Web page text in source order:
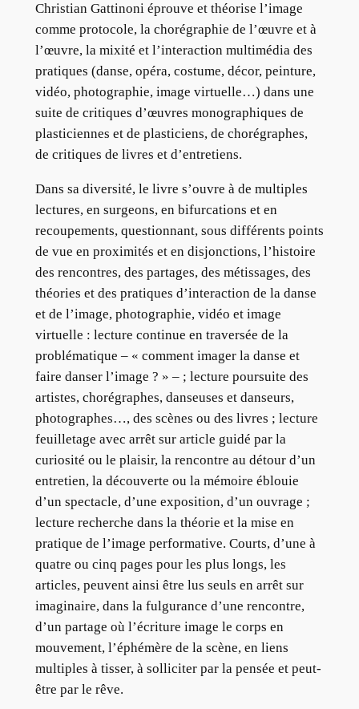
Christian Gattinoni éprouve et théorise l’image
comme protocole, la chorégraphie de l’œuvre et à
l’œuvre, la mixité et l’interaction multimédia des
pratiques (danse, opéra, costume, décor, peinture,
vidéo, photographie, image virtuelle…) dans une
suite de critiques d’œuvres monographiques de
plasticiennes et de plasticiens, de chorégraphes,
de critiques de livres et d’entretiens.
Dans sa diversité, le livre s’ouvre à de multiples
lectures, en surgeons, en bifurcations et en
recoupements, questionnant, sous différents points
de vue en proximités et en disjonctions, l’histoire
des rencontres, des partages, des métissages, des
théories et des pratiques d’interaction de la danse
et de l’image, photographie, vidéo et image
virtuelle : lecture continue en traversée de la
problématique – « comment imager la danse et
faire danser l’image ? » – ; lecture poursuite des
artistes, chorégraphes, danseuses et danseurs,
photographes…, des scènes ou des livres ; lecture
feuilletage avec arrêt sur article guidé par la
curiosité ou le plaisir, la rencontre au détour d’un
entretien, la découverte ou la mémoire éblouie
d’un spectacle, d’une exposition, d’un ouvrage ;
lecture recherche dans la théorie et la mise en
pratique de l’image performative. Courts, d’une à
quatre ou cinq pages pour les plus longs, les
articles, peuvent ainsi être lus seuls en arrêt sur
imaginaire, dans la fulgurance d’une rencontre,
d’un partage où l’écriture image le corps en
mouvement, l’éphémère de la scène, en liens
multiples à tisser, à solliciter par la pensée et peut-
être par le rêve.